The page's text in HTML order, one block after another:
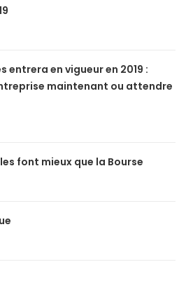
entrera en vigueur en 2019 :
maintenant ou attendre
font mieux que la Bourse